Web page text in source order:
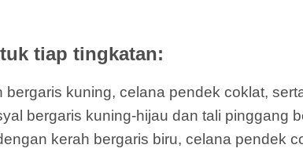
tiap tingkatan:
kuning, celana pendek coklat,
bergaris kuning-hijau dan tali pinggang
kerah bergaris biru, celana pendek